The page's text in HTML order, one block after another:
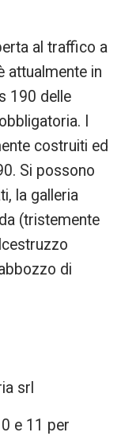
al traffico a
attualmente in
190 delle
I
costruiti ed
Si possono
la galleria
(tristemente
di
srl
e 11 per